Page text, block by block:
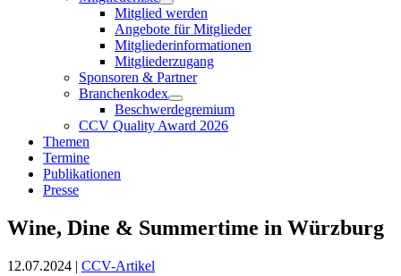
Mitglied werden
Angebote für Mitglieder
Mitgliederinformationen
Mitgliederzugang
Sponsoren & Partner
Branchenkodex
Beschwerdegremium
CCV Quality Award 2026
Themen
Termine
Publikationen
Presse
Wine, Dine & Summertime in Würzburg
12.07.2024 | CCV-Artikel